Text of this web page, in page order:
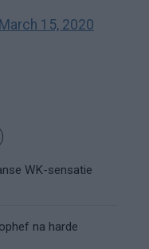
March 15, 2020
WK-sensatie
na harde